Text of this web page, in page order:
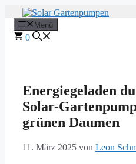
Inhalt
springen
Menü
0
Energiegeladen
Solar-
grünen Daumen
11. März 2025 von Leon